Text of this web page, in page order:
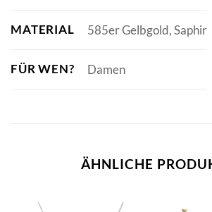
MATERIAL 585er Gelbgold, Saphir
FÜR WEN? Damen
ÄHNLICHE